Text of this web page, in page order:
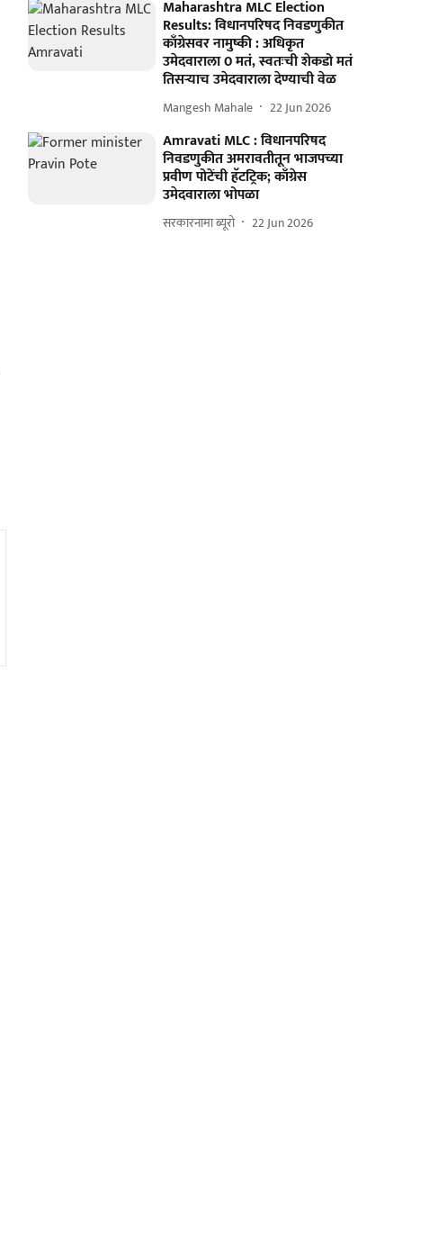
Maharashtra MLC Election
Results: विधानपरिषद निवडणुकीत
काँग्रेसवर नामुष्की : अधिकृत
उमेदवाराला 0 मतं, स्वतःची शेकडो मतं
तिसऱ्याच उमेदवाराला देण्याची वेळ
Mangesh Mahale 22 Jun 2026
Amravati MLC : विधानपरिषद
निवडणुकीत अमरावतीतून भाजपच्या
प्रवीण पोटेंची हॅटट्रिक; काँग्रेस
उमेदवाराला भोपळा
सरकारनामा ब्यूरो 22 Jun 2026